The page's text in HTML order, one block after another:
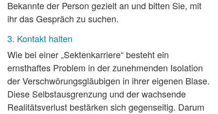
Bekannte der Person gezielt an und bitten Sie, mit
ihr das Gespräch zu suchen.
3. Kontakt halten
Wie bei einer „Sektenkarriere“ besteht ein
ernsthaftes Problem in der zunehmenden Isolation
der Verschwörungsgläubigen in ihrer eigenen Blase.
Diese Selbstausgrenzung und der wachsende
Realitätsverlust bestärken sich gegenseitig. Darum